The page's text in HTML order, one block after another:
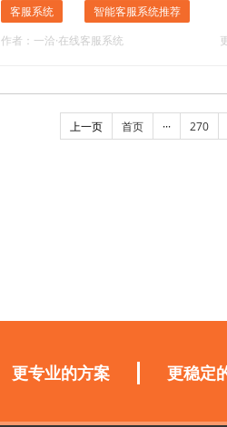
客服系统
智能客服系统推荐
作者：一洽·在线客服系统
上一页 首页 ··· 270
更专业的方案 更稳定